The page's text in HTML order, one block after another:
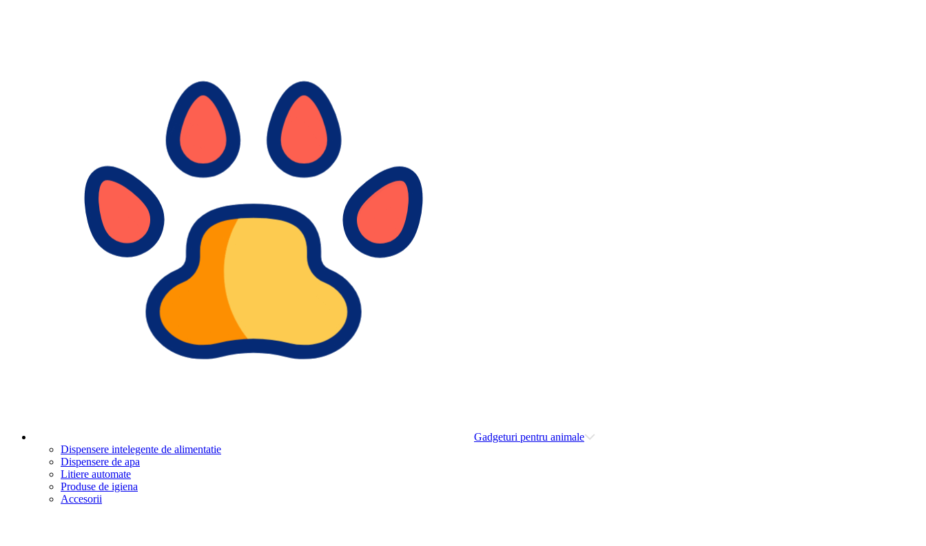
Gadgeturi pentru animale
Dispensere intelegente de alimentatie
Dispensere de apa
Litiere automate
Produse de igiena
Accesorii